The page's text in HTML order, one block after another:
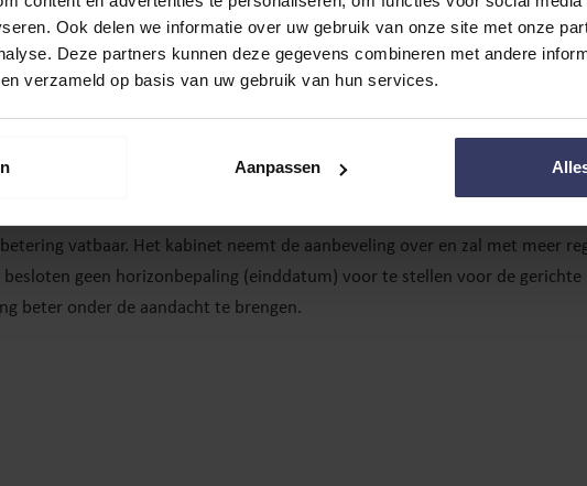
Ook delen we informatie over uw gebruik van onze site met onze
Deze partners kunnen deze gegevens combineren met andere
verzameld op basis van uw gebruik van hun services.
Aanpassen
indien nodig
te geven van het eindheffingstarief (nu 80% bij overschrijding van de
aan de marginale belastingdruk inclusief werkgeversheffingen.
marginale belastingdruk wordt nader onderzocht en opvolgend gewogen
nieuwsbrieven en het Ondernemersplein blijkt de bekendheid met
vatbaar. Het kabinet neemt de aanbeveling over en zal met meer
geen horizonbepaling (einddatum) voor te stellen voor de gerichte
beter onder de aandacht te brengen.